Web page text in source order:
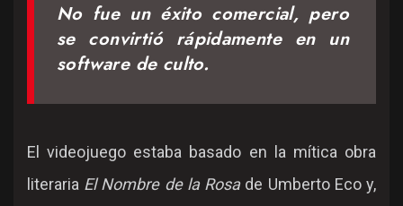
No fue un éxito comercial, pero
se convirtió rápidamente en un
software de culto.
El videojuego estaba basado en la mítica obra
literaria El Nombre de la Rosade Umberto Eco y,